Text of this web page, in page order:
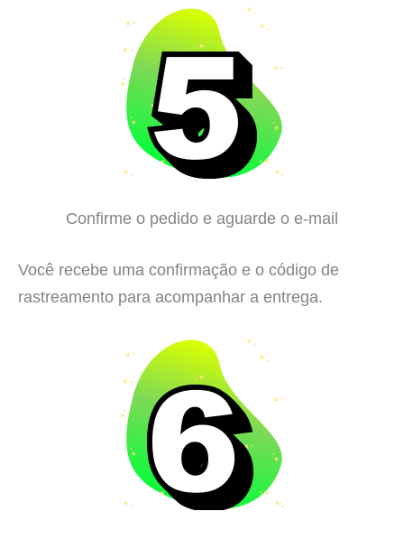
Confirme o pedido e aguarde o e-mail
Você recebe uma confirmação e o código de
rastreamento para acompanhar a entrega.